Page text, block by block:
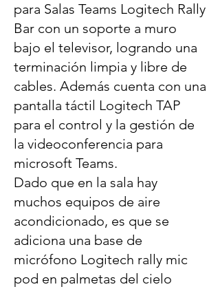
para Salas Teams Logitech Rally
Bar con un soporte a muro
bajo el televisor, logrando una
terminación limpia y libre de
cables. Además cuenta con una
pantalla táctil Logitech TAP
para el control y la gestión de
la videoconferencia para
microsoft Teams.
Dado que en la sala hay
muchos equipos de aire
acondicionado, es que se
adiciona una base de
micrófono Logitech rally mic
pod en palmetas del cielo